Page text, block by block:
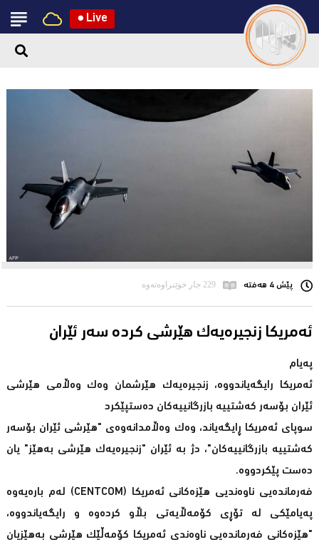
● Live
پێش 4 هەفتە 229 جار خوێنراوەتەوە
ئەمریکا زنجیرەیەک هێرشى کردە سەر ئێران
پەیام
ئەمریکا رایگەیاندووە، زنجیرەیەک هێرشمان وەک وەڵامی هێرشی
ئێران بۆسەر کەشتییە بازرگانییەکان دەستپێکرد
سوپای ئەمریکا ڕایگەیاند، وەک وەڵامدانەوەی "هێرشی ئێران بۆسەر
کەشتییە بازرگانییەکان"، دژ بە ئێران "زنجیرەیەک هێرشی بەهێز" یان
دەست پێکردووە.
فەرماندەیی ناوەندیی هێزەکانی ئەمریکا (CENTCOM) لەم بارەیەوە
پەیامێکی لە تۆڕی کۆمەڵایەتی بڵاو کردەوە و رایگەیاندووە،
"هێزەکانی فەرماندەیی ناوەندی ئەمریکا کۆمەڵێک هێرشی بەهێزیان